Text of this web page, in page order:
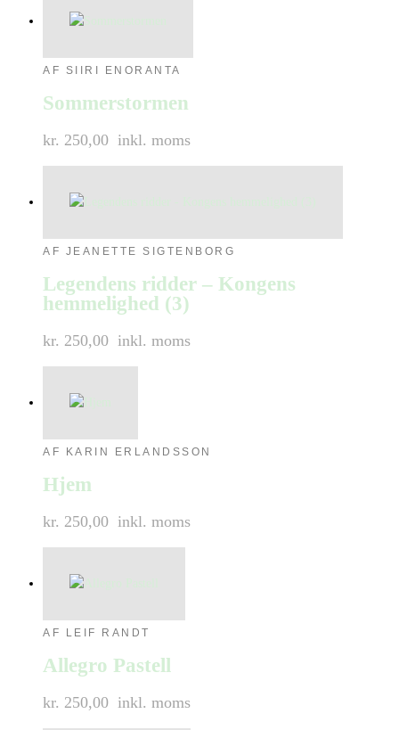
AF SIIRI ENORANTA
Sommerstormen
kr. 250,00 inkl. moms
AF JEANETTE SIGTENBORG
Legendens ridder – Kongens
hemmelighed (3)
kr. 250,00 inkl. moms
AF KARIN ERLANDSSON
Hjem
kr. 250,00 inkl. moms
AF LEIF RANDT
Allegro Pastell
kr. 250,00 inkl. moms